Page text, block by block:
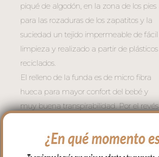
piqué de algodón, en la zona de los pies
para las rozaduras de los zapatitos y la
suciedad un tejido impermeable de fácil
limpieza y realizado a partir de plásticos
reciclados.
El relleno de la funda es de micro fibra
hueca para mayor confort del bebé y
muy buena transpirabilidad. Por el revés
ventilación.
Para sujetar la funda en la silla cuenta